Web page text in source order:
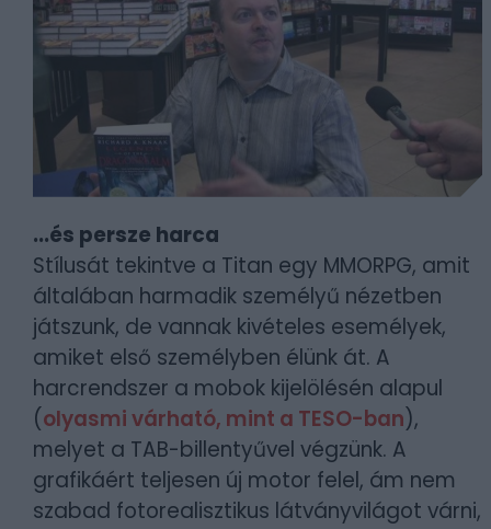
...és persze harca
Stílusát tekintve a Titan egy MMORPG, amit
általában harmadik személyű nézetben
játszunk, de vannak kivételes esemélyek,
amiket első személyben élünk át. A
harcrendszer a mobok kijelölésén alapul
(olyasmi várható, mint a TESO-ban),
melyet a TAB-billentyűvel végzünk. A
grafikáért teljesen új motor felel, ám nem
szabad fotorealisztikus látványvilágot várni,